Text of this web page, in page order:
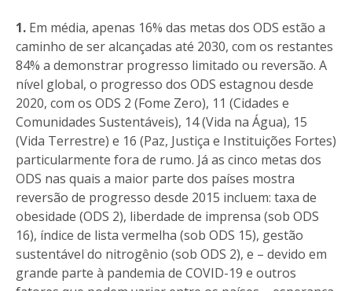
1. Em média, apenas 16% das metas dos ODS estão a
caminho de ser alcançadas até 2030, com os restantes
84% a demonstrar progresso limitado ou reversão. A
nível global, o progresso dos ODS estagnou desde
2020, com os ODS 2 (Fome Zero), 11 (Cidades e
Comunidades Sustentáveis), 14 (Vida na Água), 15
(Vida Terrestre) e 16 (Paz, Justiça e Instituições Fortes)
particularmente fora de rumo. Já as cinco metas dos
ODS nas quais a maior parte dos países mostra
reversão de progresso desde 2015 incluem: taxa de
obesidade (ODS 2), liberdade de imprensa (sob ODS
16), índice de lista vermelha (sob ODS 15), gestão
sustentável do nitrogênio (sob ODS 2), e – devido em
grande parte à pandemia de COVID-19 e outros